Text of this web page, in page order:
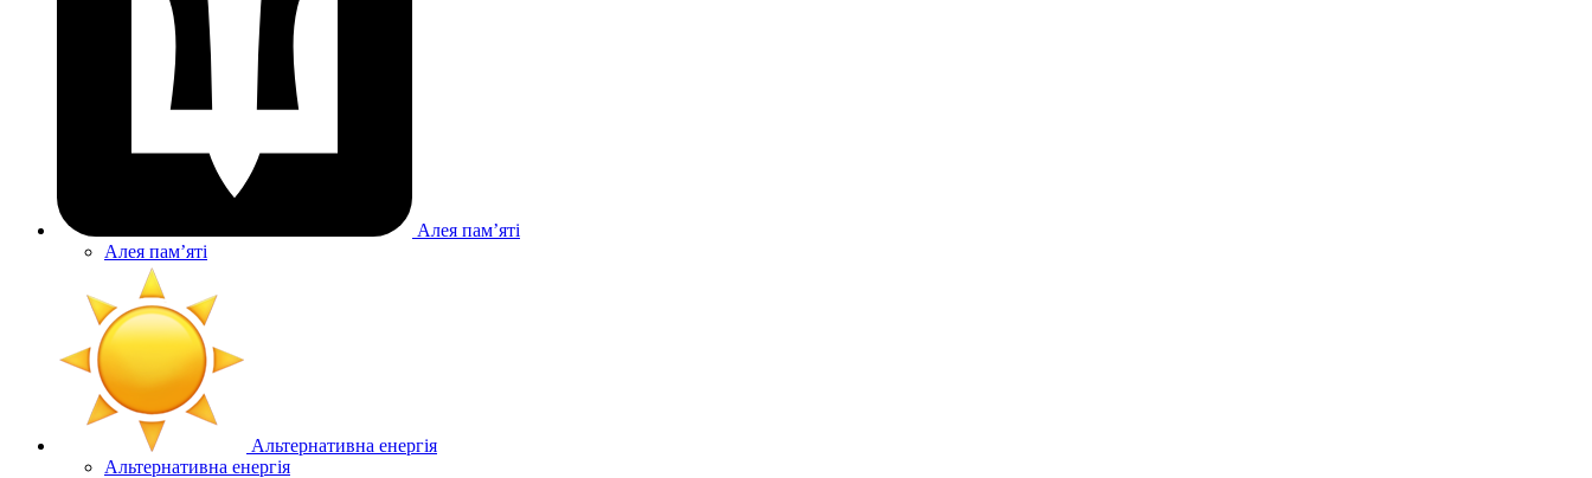
Алея памʼяті
Алея памʼяті
Альтернативна енергія
Альтернативна енергія